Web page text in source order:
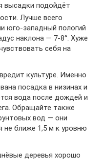
высадки подойдёт
Лучше всего
юго-западный пологий
наклона — 7-8°. Хуже
себя на
культуре. Именно
посадка в низинах и
вода после дождей и
Обращайте также
вод — они
не ближе 1,5 м к уровню
деревья хорошо